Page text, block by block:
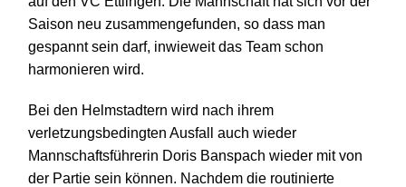
Saison neu zusammengefunden, so dass man
gespannt sein darf, inwieweit das Team schon
harmonieren wird.
Bei den Helmstadtern wird nach ihrem
verletzungsbedingten Ausfall auch wieder
Mannschaftsführerin Doris Banspach wieder mit von
der Partie sein können. Nachdem die routinierte